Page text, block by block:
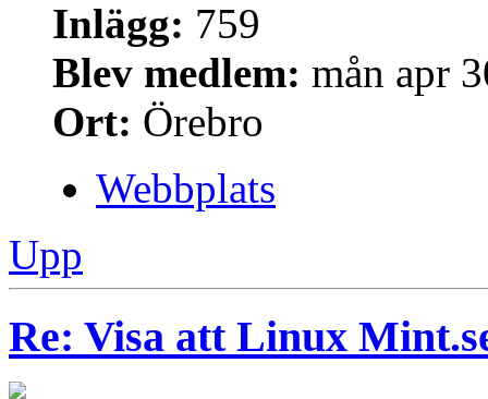
Inlägg: 759
Blev medlem: mån apr
Ort: Örebro
Webbplats
Upp
Re: Visa att Linux